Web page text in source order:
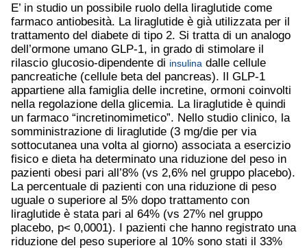
E’ in studio un possibile ruolo della liraglutide come
farmaco antiobesità. La liraglutide è già utilizzata per il
trattamento del diabete di tipo 2. Si tratta di un analogo
dell’ormone umano GLP-1, in grado di stimolare il
rilascio glucosio-dipendente di insulina dalle cellule
pancreatiche (cellule beta del pancreas). Il GLP-1
appartiene alla famiglia delle incretine, ormoni coinvolti
nella regolazione della glicemia. La liraglutide è quindi
un farmaco “incretinomimetico”. Nello studio clinico, la
somministrazione di liraglutide (3 mg/die per via
sottocutanea una volta al giorno) associata a esercizio
fisico e dieta ha determinato una riduzione del peso in
pazienti obesi pari all’8% (vs 2,6% nel gruppo placebo).
La percentuale di pazienti con una riduzione di peso
uguale o superiore al 5% dopo trattamento con
liraglutide è stata pari al 64% (vs 27% nel gruppo
placebo, p< 0,0001). I pazienti che hanno registrato una
riduzione del peso superiore al 10% sono stati il 33%